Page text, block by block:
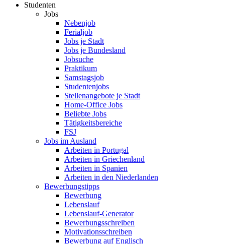
Studenten
Jobs
Nebenjob
Ferialjob
Jobs je Stadt
Jobs je Bundesland
Jobsuche
Praktikum
Samstagsjob
Studentenjobs
Stellenangebote je Stadt
Home-Office Jobs
Beliebte Jobs
Tätigkeitsbereiche
FSJ
Jobs im Ausland
Arbeiten in Portugal
Arbeiten in Griechenland
Arbeiten in Spanien
Arbeiten in den Niederlanden
Bewerbungstipps
Bewerbung
Lebenslauf
Lebenslauf-Generator
Bewerbungsschreiben
Motivationsschreiben
Bewerbung auf Englisch